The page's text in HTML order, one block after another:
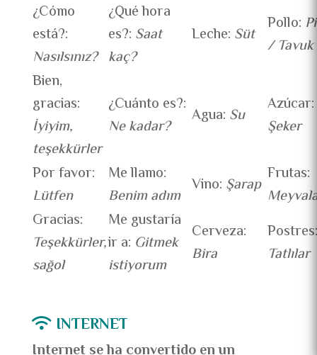
¿Cómo
está?:
Nasılsınız?
¿Qué hora
es?: Saat
kaç?
Leche: Süt
Pollo:
/ Tavuk
Bien,
gracias:
İyiyim,
teşekkürler
¿Cuánto es?:
Ne kadar?
Agua: Su
Azúcar:
Şeker
Por favor:
Lütfen
Me llamo:
Benim adım
Vino: Şarap
Frutas:
Gracias:
Teşekkürler,
sağol
Me gustaría
ir a: Gitmek
istiyorum
Cerveza:
Bira
Postres:
Tatlılar
INTERNET